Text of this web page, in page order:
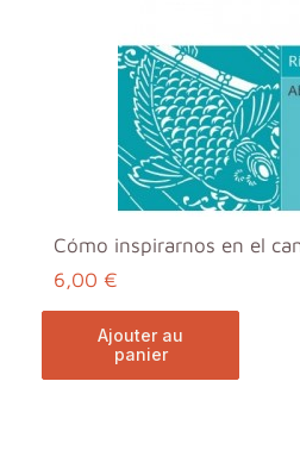
Cómo inspirarnos en el
6,00 €
ajouter au
panier